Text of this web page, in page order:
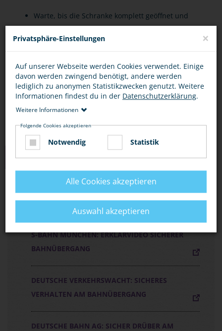
Warte, bis die Schranke komplett geöffnet und
rennen oder zu fahren!
Schiebe dein Fahrrad oder deinen Roller über
den Übergang.
DER KLEINE ICE: ACHTUNG, BAHNÜBERGANG!
DARAUF MUSST DU ACHTEN
S-BAHN MÜNCHEN: ERKLÄRVIDEO SICHERER
BAHNÜBERGANG
DEUTSCHE VERKEHRSWACHT: SICHERES
VERHALTEN AM BAHNÜBERGANG
DEUTSCHE BAHN AG: SICHER DRÜBER AM
Privatsphäre-Einstellungen ×
Auf unserer Webseite werden Cookies verwendet. Einige
davon werden zwingend benötigt, andere werden
lediglich zu anonymen Statistikzwecken genutzt. Weitere
Informationen findest du in der Datenschutzerklärung.
Weitere Informationen
Folgende Cookies akzeptieren
Notwendig Statistik
Alle Cookies akzeptieren
Auswahl akzeptieren